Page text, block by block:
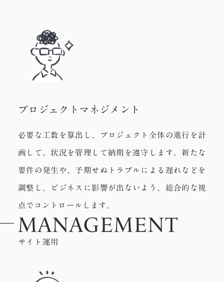
プロジェクトマネジメント
必要な工数を算出し、プロジェクト全体の進行を計
画して、状況を管理して納期を遵守します。新たな
要件の発生や、予期せぬトラブルによる遅れなどを
調整し、ビジネスに影響が出ないよう、総合的な視
点でコントロールします。
サイト運用